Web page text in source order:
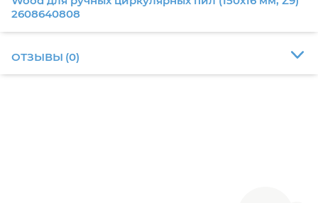
2608640808
ОТЗЫВЫ (0)